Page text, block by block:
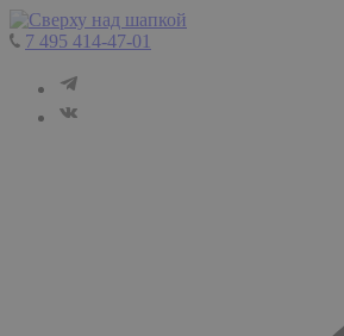
7 495 414-47-01